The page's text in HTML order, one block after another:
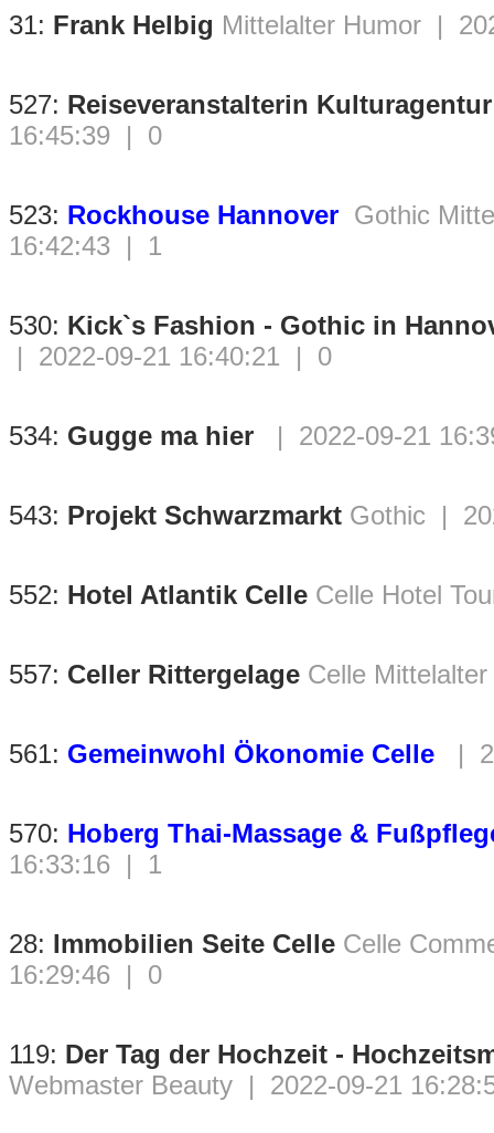
31: Frank Helbig Mittelalter Humor |
527: Reiseveranstalterin
16:45:39 | 0
523: Rockhouse Hannover Gothic
16:42:43 | 1
530: Kick`s Fashion - Gothic in
| 2022-09-21 16:40:21 | 0
534: Gugge ma hier | 2022-09-21
543: Projekt Schwarzmarkt Gothic |
552: Hotel Atlantik Celle Celle Hotel
557: Celler Rittergelage Celle
561: Gemeinwohl Ökonomie Celle |
570: Hoberg Thai-Massage &
16:33:16 | 1
28: Immobilien Seite Celle Celle
16:29:46 | 0
119: Der Tag der Hochzeit -
Webmaster Beauty | 2022-09-21